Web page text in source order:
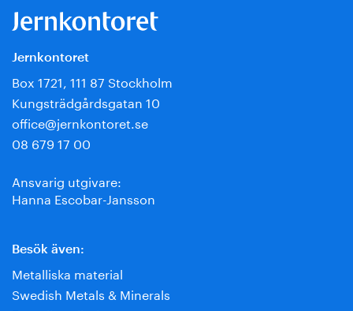
Jernkontoret
Box 1721, 111 87 Stockholm
Kungsträdgårdsgatan 10
office@jernkontoret.se
08 679 17 00
Ansvarig utgivare:
Hanna Escobar-Jansson
Besök även:
Metalliska material
Swedish Metals & Minerals